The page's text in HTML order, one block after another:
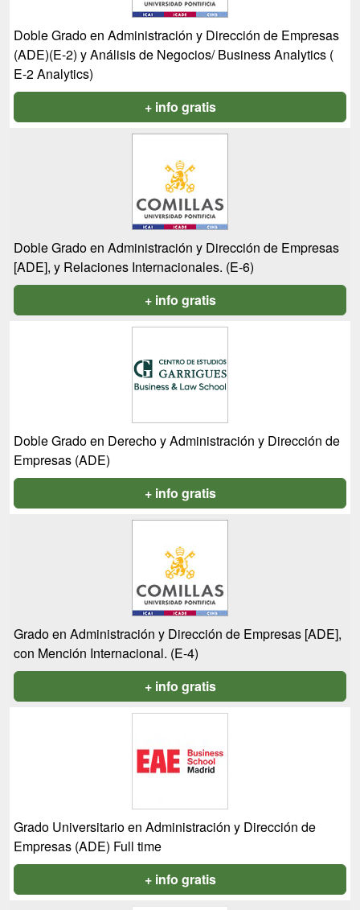
Doble Grado en Administración y Dirección de Empresas
(ADE)(E-2) y Análisis de Negocios/ Business Analytics (
E-2 Analytics)
+ info gratis
Doble Grado en Administración y Dirección de Empresas
[ADE], y Relaciones Internacionales. (E-6)
+ info gratis
Doble Grado en Derecho y Administración y Dirección de
Empresas (ADE)
+ info gratis
Grado en Administración y Dirección de Empresas [ADE],
con Mención Internacional. (E-4)
+ info gratis
Grado Universitario en Administración y Dirección de
Empresas (ADE) Full time
+ info gratis